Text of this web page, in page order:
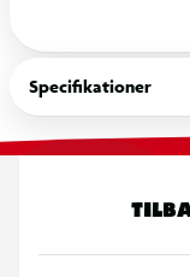
heldragt med flotte
til at føle sig som
udklædningsfester,
fantasien kan få frit
nemt at tage af og
Specifikationer